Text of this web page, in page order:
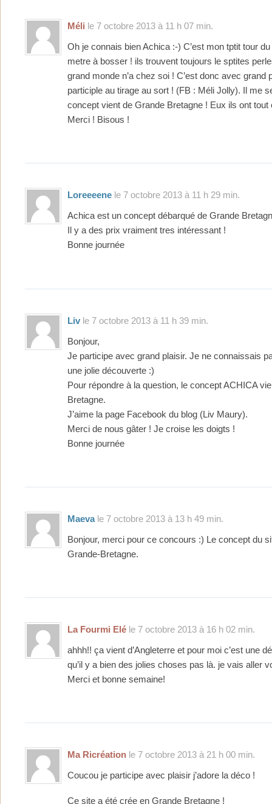
Méli le 7 octobre 2013 à 11 h 07 min.
Oh je connais bien Achica :-) C’est mon tptit tour
metre à bosser ! ils trouvent toujours le sptites
grand monde n’a chez soi ! C’est donc avec grand
participle au tirage au sort ! (FB : Méli Jolly). Il me
concept vient de Grande Bretagne ! Eux ils ont tout
Merci ! Bisous !
Loreeeene le 7 octobre 2013 à 11 h 29 min.
Achica est un concept débarqué de Grande
Il y a des prix vraiment tres intéressant !
Bonne journée
Liv le 7 octobre 2013 à 11 h 39 min.
Bonjour,
Je participe avec grand plaisir. Je ne connaissais
une jolie découverte :)
Pour répondre à la question, le concept ACHICA
Bretagne.
J’aime la page Facebook du blog (Liv Maury).
Merci de nous gâter ! Je croise les doigts !
Bonne journée
Maevale 7 octobre 2013 à 13 h 49 min.
Bonjour, merci pour ce concours :) Le concept du
Grande-Bretagne.
La Fourmi Elé le 7 octobre 2013 à 16 h 02 min.
ahhh!! ça vient d’Angleterre et pour moi c’est une
qu’il y a bien des jolies choses pas là. je vais aller
Merci et bonne semaine!
Ma Ricréation le 7 octobre 2013 à 21 h 00 min.
Coucou je participe avec plaisir j’adore la déco !
Ce site a été crée en Grande Bretagne !